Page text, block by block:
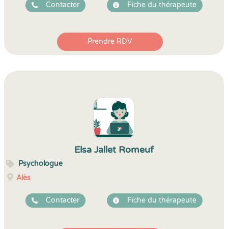
Contacter Fiche du thérapeute
Prendre RDV
Elsa Jallet Romeuf
Psychologue
Alès
Contacter Fiche du thérapeute